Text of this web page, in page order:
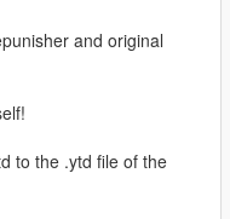
and original
to the .ytd file of the